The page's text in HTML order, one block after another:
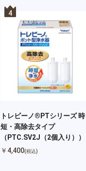
4
トレビーノ®PTシリーズ 時
短・高除去タイプ
（PTC.SV2J（2個入り））
￥4,400(税込)